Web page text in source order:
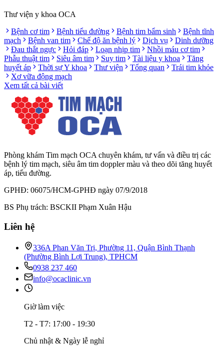
Thư viện y khoa OCA
Bệnh cơ tim
Bệnh tiểu đường Bệnh tim bẩm sinh
Bệnh tĩnh
mạch
Bệnh van tim Chế độ ăn bệnh lý Dịch vụ
Dinh dưỡng
Đau thắt ngực
Hỏi đáp Loạn nhịp tim
Nhồi máu cơ tim
Phẫu thuật tim
Siêu âm tim Suy tim Tài liệu y khoa
Tăng
huyết áp
Thời sự Y khoa Thư viện Tổng quan
Trái tim khỏe
Xơ vữa động mạch
Xem tất cả bài viết
Phòng khám Tim mạch OCA chuyên khám, tư vấn và điều trị các
bệnh lý tim mạch, siêu âm tim doppler màu và theo dõi tăng huyết
áp, tiểu đường.
GPHĐ: 06075/HCM-GPHĐ ngày 07/9/2018
BS Phụ trách: BSCKII Phạm Xuân Hậu
Liên hệ
336A Phan Văn Trị, Phường 11, Quận Bình Thạnh
(Phường Bình Lợi Trung), TPHCM
0938 237 460
info@ocaclinic.vn
Giờ làm việc
T2 - T7: 17:00 - 19:30
Chủ nhật & Ngày lễ nghỉ